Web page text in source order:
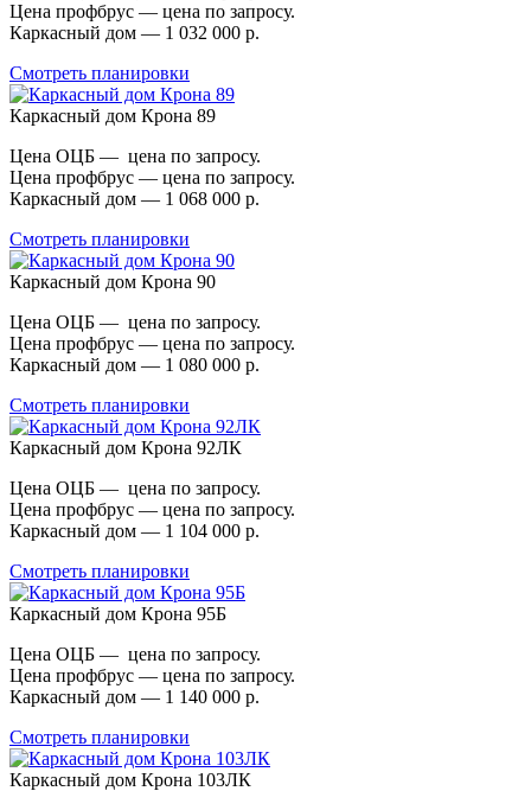
Цена профбрус — цена по запросу.
Каркасный дом — 1 032 000 р.
Смотреть планировки
Каркасный дом Крона 89
Цена ОЦБ — цена по запросу.
Цена профбрус — цена по запросу.
Каркасный дом — 1 068 000 р.
Смотреть планировки
Каркасный дом Крона 90
Цена ОЦБ — цена по запросу.
Цена профбрус — цена по запросу.
Каркасный дом — 1 080 000 р.
Смотреть планировки
Каркасный дом Крона 92ЛК
Цена ОЦБ — цена по запросу.
Цена профбрус — цена по запросу.
Каркасный дом — 1 104 000 р.
Смотреть планировки
Каркасный дом Крона 95Б
Цена ОЦБ — цена по запросу.
Цена профбрус — цена по запросу.
Каркасный дом — 1 140 000 р.
Смотреть планировки
Каркасный дом Крона 103ЛК